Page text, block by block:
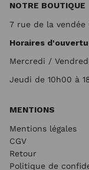
NOTRE BOUTIQUE
7 rue de la vendée
Horaires
Mercredi /
Jeudi de 10h00 à
MENTIONS
Mentions légales
CGV
Retour
Politique de